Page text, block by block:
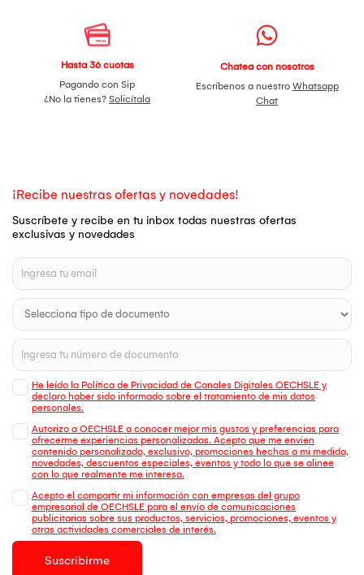
Hasta 36 cuotas
Pagando con Sip
¿No la tienes? Solicítala
Chatea con nosotros
Escríbenos a nuestro Whatsapp
Chat
¡Recibe nuestras ofertas y novedades!
Suscríbete y recibe en tu inbox todas nuestras ofertas
exclusivas y novedades
He leído la Política de Privacidad de Canales Digitales OECHSLE y
declaro haber sido informado sobre el tratamiento de mis datos
personales.
Autorizo a OECHSLE a conocer mejor mis gustos y preferencias para
ofrecerme experiencias personalizadas. Acepto que me envien
contenido personalizado, exclusivo, promociones hechas a mi medida,
novedades, descuentos especiales, eventos y todo lo que se alinee
con lo que realmente me interesa.
Acepto el compartir mi información con empresas del grupo
empresarial de OECHSLE para el envío de comunicaciones
publicitarias sobre sus productos, servicios, promociones, eventos y
otras actividades comerciales de interés.
Suscribirme